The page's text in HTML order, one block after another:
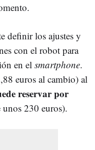
definir los ajustes y
con el robot para
en el smartphone.
euros al cambio) al
reservar por
230 euros).